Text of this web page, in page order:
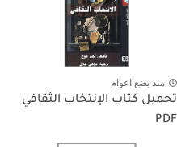
منذ بضع اعوام
تحميل كتاب الإنتخاب الثقافي
PDF